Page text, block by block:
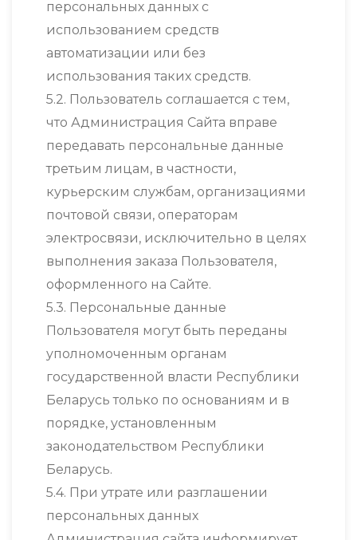
персональных данных с
использованием средств
автоматизации или без
использования таких средств.
5.2. Пользователь соглашается с тем,
что Администрация Сайта вправе
передавать персональные данные
третьим лицам, в частности,
курьерским службам, организациями
почтовой связи, операторам
электросвязи, исключительно в целях
выполнения заказа Пользователя,
оформленного на Сайте.
5.3. Персональные данные
Пользователя могут быть переданы
уполномоченным органам
государственной власти Республики
Беларусь только по основаниям и в
порядке, установленным
законодательством Республики
Беларусь.
5.4. При утрате или разглашении
персональных данных